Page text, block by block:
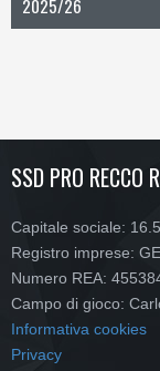
2025/26
SSD PRO RECCO
Capitale sociale:
Registro imprese:
Numero REA:
Campo di gioco:
Informativa cookies
Privacy